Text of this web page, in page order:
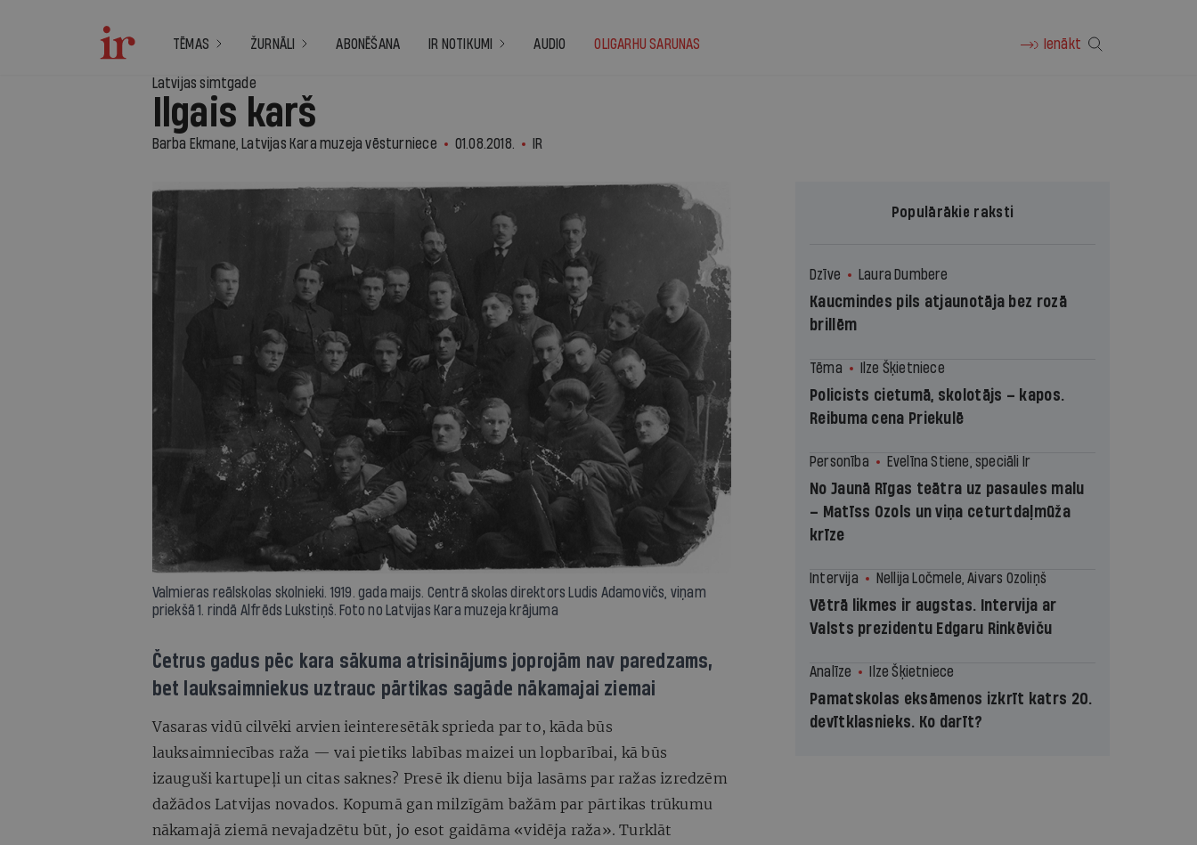
TĒMAS ŽURNĀLI ABONĒŠANA IR NOTIKUMI AUDIO OLIGARHU SARUNAS Ienākt
Latvijas simtgade
Ilgais karš
Barba Ekmane, Latvijas Kara muzeja vēsturniece 01.08.2018. IR
Valmieras reālskolas skolnieki. 1919. gada maijs. Centrā skolas direktors Ludis Adamovičs, viņam
priekšā 1. rindā Alfrēds Lukstiņš. Foto no Latvijas Kara muzeja krājuma
Četrus gadus pēc kara sākuma atrisinājums joprojām nav paredzams,
bet lauksaimniekus uztrauc pārtikas sagāde nākamajai ziemai
Vasaras vidū cilvēki arvien ieinteresētāk sprieda par to, kāda būs
lauksaimniecības raža — vai pietiks labības maizei un lopbarībai, kā būs
izauguši kartupeļi un citas saknes? Presē ik dienu bija lasāms par ražas izredzēm
dažādos Latvijas novados. Kopumā gan milzīgām bažām par pārtikas trūkumu
nākamajā ziemā nevajadzētu būt, jo esot gaidāma «vidēja raža». Turklāt
Populārākie raksti
Dzīve Laura Dumbere
Kaucmindes pils atjaunotāja bez rozā
brillēm
Tēma Ilze Šķietniece
Policists cietumā, skolotājs – kapos.
Reibuma cena Priekulē
Personība Evelīna Stiene, speciāli Ir
No Jaunā Rīgas teātra uz pasaules malu
– Matīss Ozols un viņa ceturtdaļmūža
krīze
Intervija Nellija Ločmele, Aivars Ozoliņš
Vētrā likmes ir augstas. Intervija ar
Valsts prezidentu Edgaru Rinkēviču
Analīze Ilze Šķietniece
Pamatskolas eksāmenos izkrīt katrs 20.
devītklasnieks. Ko darīt?